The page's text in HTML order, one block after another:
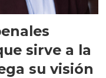
sirve a la
su visión